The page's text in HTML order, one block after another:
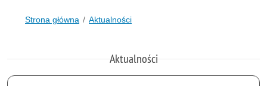
Strona główna Aktualności
Aktualności